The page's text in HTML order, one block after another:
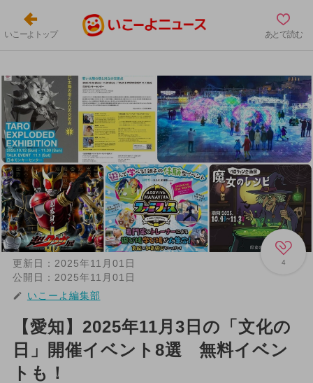
いこーよトップ あとで読む
4
更新日： 2025年11月01日
公開日： 2025年11月01日
いこーよ編集部
【愛知】2025年11月3日の「文化の
日」開催イベント8選 無料イベン
トも！